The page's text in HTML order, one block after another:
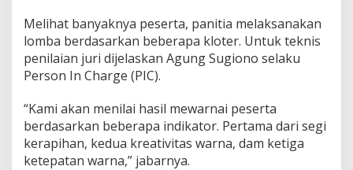
Melihat banyaknya peserta, panitia melaksanakan
lomba berdasarkan beberapa kloter. Untuk teknis
penilaian juri dijelaskan Agung Sugiono selaku
Person In Charge (PIC).
“Kami akan menilai hasil mewarnai peserta
berdasarkan beberapa indikator. Pertama dari segi
kerapihan, kedua kreativitas warna, dam ketiga
ketepatan warna,” jabarnya.